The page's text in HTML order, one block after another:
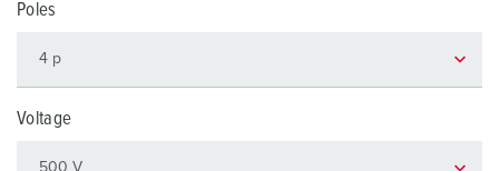
Poles
Voltage